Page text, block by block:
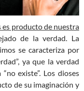
es producto de nuestra
de la verdad. La
se caracteriza por
ya que la verdad
existe”. Los dioses
de su imaginación y